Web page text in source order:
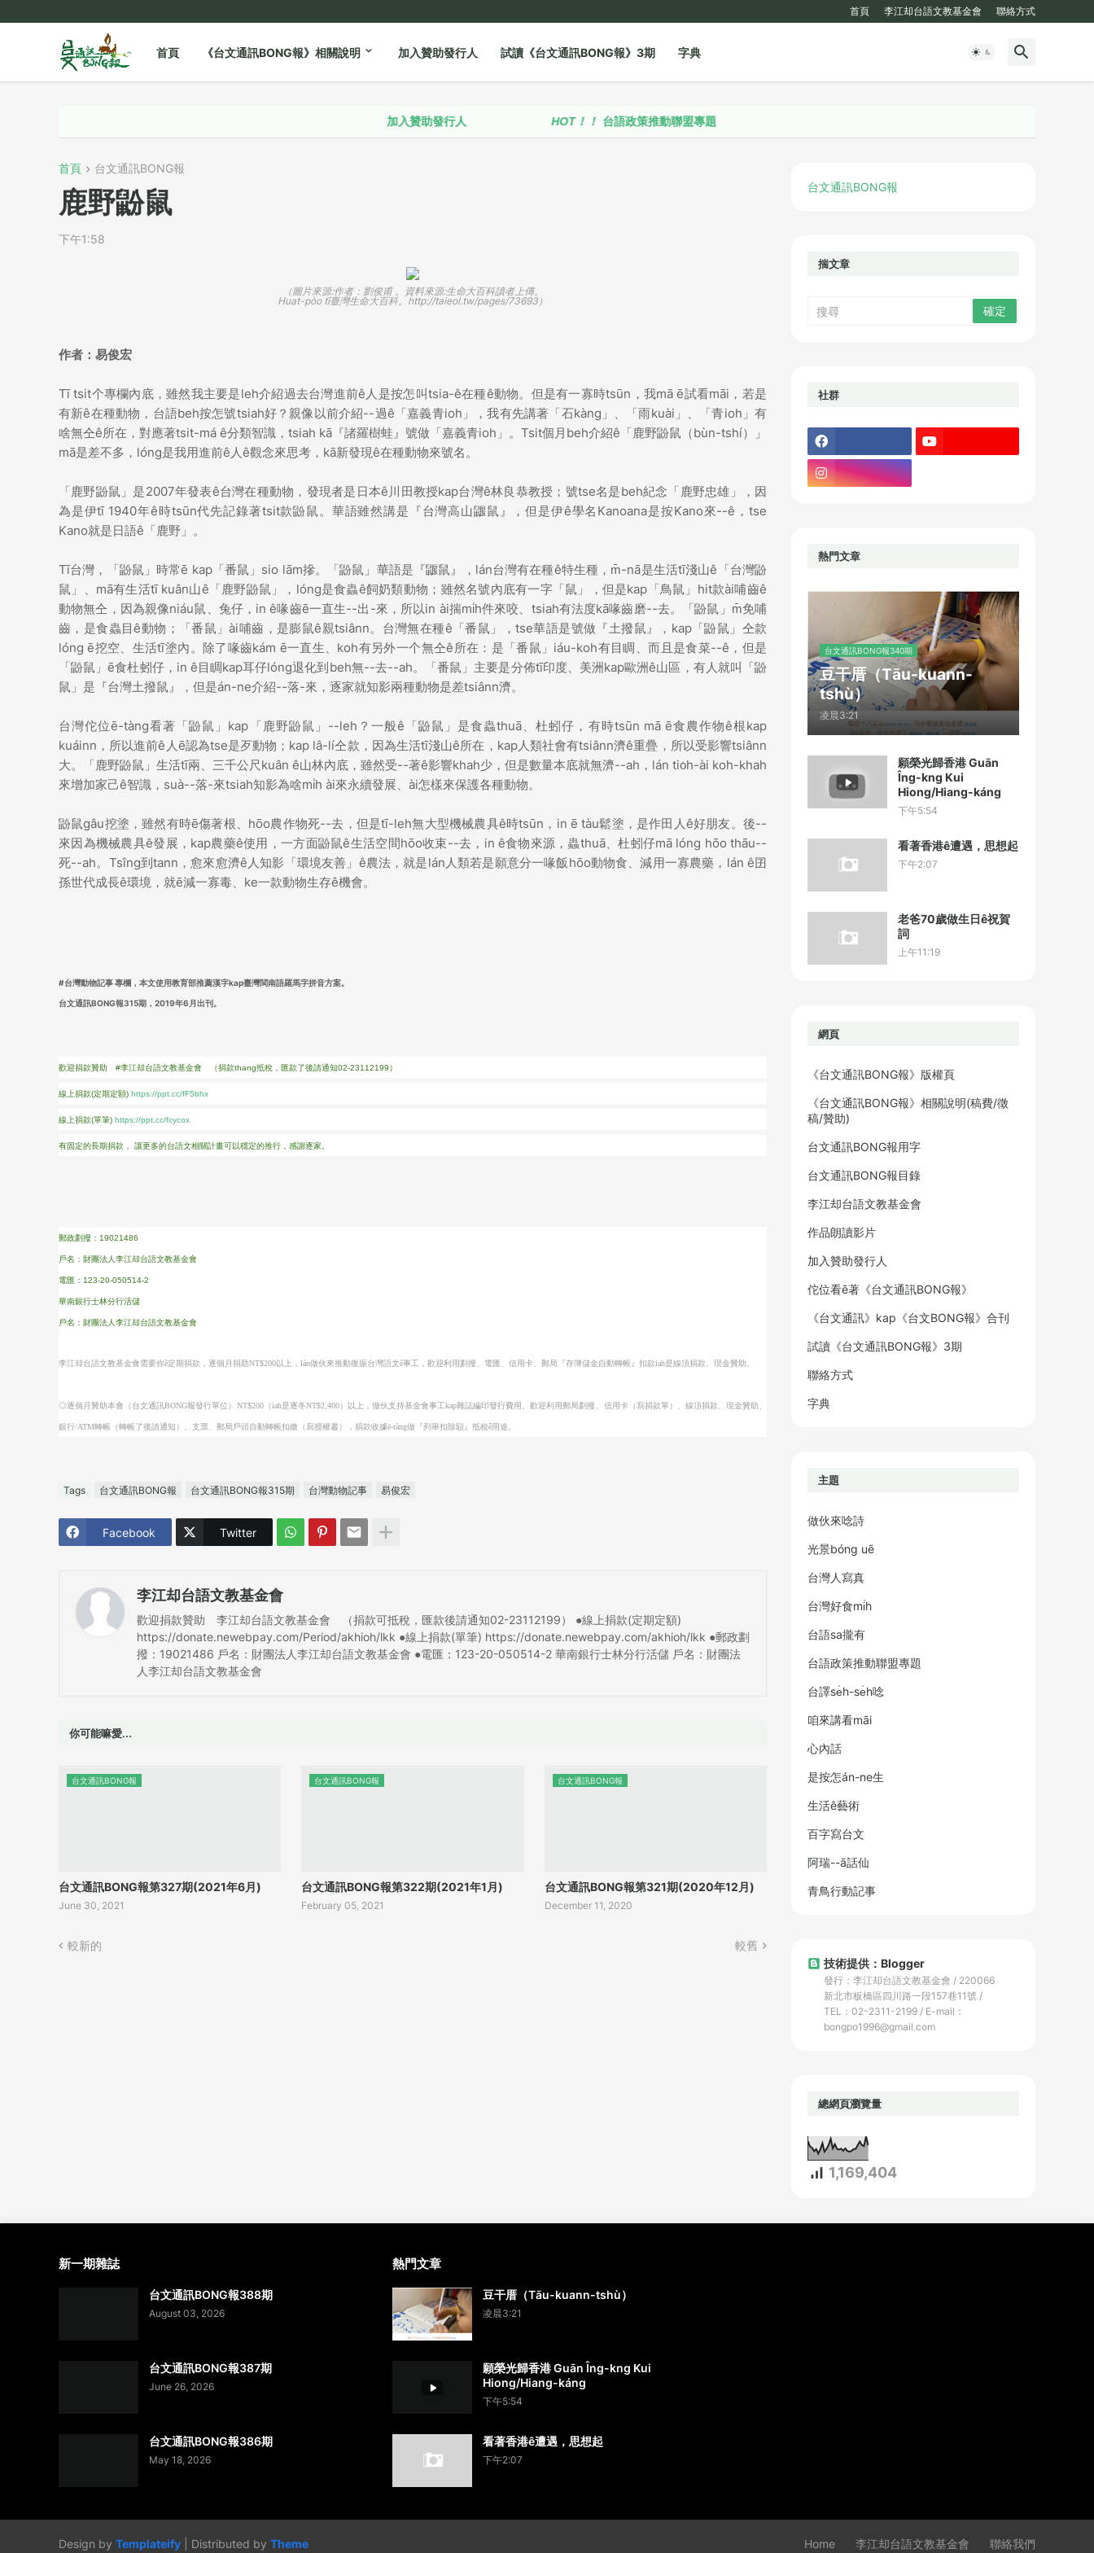
首頁 李江却台語文教基金會 聯絡方式
首頁 《台文通訊BONG報》相關說明 加入贊助發行人 試讀《台文通訊BONG報》3期 字典
加入贊助發行人 台語政策推動聯盟專題
首頁 台文通訊BONG報
鹿野鼢鼠
下午1:58
（圖片來源:作者：劉俊甫 。資料來源:生命大百科讀者上傳。
Huat-pòo tī臺灣生命大百科。http://taieol.tw/pages/73693）
作者：易俊宏
Tī tsit个專欄內底，雖然我主要是leh介紹過去台灣進前ê人是按怎叫tsia-ê在種ê動物。但是有一寡時tsūn，我mā ē試看māi，若是
有新ê在種動物，台語beh按怎號tsiah好？親像以前介紹--過ê「嘉義青ioh」，我有先講著「石kàng」、「雨kuài」、「青ioh」有
啥無仝ê所在，對應著tsit-má ê分類智識，tsiah kā『諸羅樹蛙』號做「嘉義青ioh」。Tsit個月beh介紹ê「鹿野鼢鼠（bùn-tshí）」
mā是差不多，lóng是我用進前ê人ê觀念來思考，kā新發現ê在種動物來號名。
「鹿野鼢鼠」是2007年發表ê台灣在種動物，發現者是日本ê川田教授kap台灣ê林良恭教授；號tse名是beh紀念「鹿野忠雄」，因
為是伊tī 1940年ê時tsūn代先記錄著tsit款鼢鼠。華語雖然講是『台灣高山鼴鼠』，但是伊ê學名Kanoana是按Kano來--ê，tse
Kano就是日語ê「鹿野」。
Tī台灣，「鼢鼠」時常ē kap「番鼠」sio lām摻。「鼢鼠」華語是『鼴鼠』，lán台灣有在種ê特生種，m̄-nā是生活tī淺山ê「台灣鼢
鼠」、mā有生活tī kuân山ê「鹿野鼢鼠」，lóng是食蟲ê飼奶類動物；雖然名號內底有一字「鼠」，但是kap「鳥鼠」hit款ài哺齒ê
動物無仝，因為親像niáu鼠、兔仔，in ê喙齒ē一直生--出-來，所以in ài揣mi̍h件來咬、tsiah有法度kā喙齒磨--去。「鼢鼠」m̄免哺
齒，是食蟲目ê動物；「番鼠」ài哺齒，是膨鼠ê親tsiânn。台灣無在種ê「番鼠」，tse華語是號做『土撥鼠』，kap「鼢鼠」仝款
lóng ē挖空、生活tī塗內。除了喙齒kám ē一直生、koh有另外一个無仝ê所在：是「番鼠」iáu-koh有目睭、而且是食菜--ê，但是
「鼢鼠」ē食杜蚓仔，in ê目睭kap耳仔lóng退化到beh無--去--ah。「番鼠」主要是分佈tī印度、美洲kap歐洲ê山區，有人就叫「鼢
鼠」是『台灣土撥鼠』，但是án-ne介紹--落-來，逐家就知影兩種動物是差tsiânn濟。
台灣佗位ē-tàng看著「鼢鼠」kap「鹿野鼢鼠」--leh？一般ê「鼢鼠」是食蟲thuā、杜蚓仔，有時tsūn mā ē食農作物ê根kap
kuáinn，所以進前ê人ē認為tse是歹動物；kap lâ-lí仝款，因為生活tī淺山ê所在，kap人類社會有tsiânn濟ê重疊，所以受影響tsiânn
大。「鹿野鼢鼠」生活tī兩、三千公尺kuân ê山林內底，雖然受--著ê影響khah少，但是數量本底就無濟--ah，lán tio̍h-ài koh-khah
來增加家己ê智識，suà--落-來tsiah知影為啥mi̍h ài來永續發展、ài怎樣來保護各種動物。
鼢鼠gâu挖塗，雖然有時ē傷著根、hōo農作物死--去，但是tī-leh無大型機械農具ê時tsūn，in ē tàu鬆塗，是作田人ê好朋友。後--
來因為機械農具ê發展，kap農藥ê使用，一方面鼢鼠ê生活空間hōo收束--去，in ê食物來源，蟲thuā、杜蚓仔mā lóng hōo thāu--
死--ah。Tsîng到tann，愈來愈濟ê人知影「環境友善」ê農法，就是lán人類若是願意分一喙飯hōo動物食、減用一寡農藥，lán ê囝
孫世代成長ê環境，就ē減一寡毒、ke一款動物生存ê機會。
#台灣動物記事 專欄，本文使用教育部推薦漢字kap臺灣閩南語羅馬字拼音方案。
台文通訊BONG報315期，2019年6月出刊。
歡迎捐款贊助 #李江却台語文教基金會 （捐款thang抵稅，匯款了後請通知02-23112199）
線上捐款(定期定額) https://ppt.cc/fF5bhx
線上捐款(單筆) https://ppt.cc/fcycox
有固定的長期捐款， 讓更多的台語文相關計畫可以穩定的推行，感謝逐家。
郵政劃撥：19021486
戶名：財團法人李江却台語文教基金會
電匯：123-20-050514-2
華南銀行士林分行活儲
戶名：財團法人李江却台語文教基金會
李江却台語文教基金會需要你ê定期捐款，逐個月捐助NT$200以上，lán做伙來推動復振台灣語文ê事工，歡迎利用劃撥、電匯、信用卡、郵局『存簿儲金自動轉帳』扣款iah是線頂捐款、現金贊助。
◎逐個月贊助本會（台文通訊BONG報發行單位）NT$200（iah是逐冬NT$2,400）以上， 做伙支持基金會事工kap雜誌編印發行費用。歡迎利用郵局劃撥、信用卡（寫捐款單）、線頂捐款、現金贊助、
銀行/ATM轉帳（轉帳了後請通知）、支票、郵局戶頭自動轉帳扣繳（寫授權書），捐款收據ē-tàng做『列舉扣除額』抵稅ê用途。
Tags 台文通訊BONG報 台文通訊BONG報315期 台灣動物記事 易俊宏
Facebook Twitter
李江却台語文教基金會
歡迎捐款贊助 李江却台語文教基金會 （捐款可抵稅，匯款後請通知02-23112199） ●線上捐款(定期定額)
https://donate.newebpay.com/Period/akhioh/lkk ●線上捐款(單筆) https://donate.newebpay.com/akhioh/lkk ●郵政劃
撥：19021486 戶名：財團法人李江却台語文教基金會 ●電匯：123-20-050514-2 華南銀行士林分行活儲 戶名：財團法
人李江却台語文教基金會
你可能嘛愛...
台文通訊BONG報
台文通訊BONG報第327期(2021年6月)
June 30, 2021
台文通訊BONG報
台文通訊BONG報第322期(2021年1月)
February 05, 2021
台文通訊BONG報
台文通訊BONG報第321期(2020年12月)
December 11, 2020
較新的 較舊
台文通訊BONG報
揣文章
社群
熱門文章
台文通訊BONG報340期
豆干厝（Tāu-kuann-
tshù）
凌晨3:21
願榮光歸香港 Guān
Îng-kng Kui
Hiong/Hiang-káng
下午5:54
看著香港ê遭遇，思想起
下午2:07
老爸70歲做生日ê祝賀
詞
上午11:19
網頁
《台文通訊BONG報》版權頁
《台文通訊BONG報》相關說明(稿費/徵
稿/贊助)
台文通訊BONG報用字
台文通訊BONG報目錄
李江却台語文教基金會
作品朗讀影片
加入贊助發行人
佗位看ē著《台文通訊BONG報》
《台文通訊》kap《台文BONG報》合刊
試讀《台文通訊BONG報》3期
聯絡方式
字典
主題
做伙來唸詩
光景bóng uē
台灣人寫真
台灣好食mi̍h
台語sa攏有
台語政策推動聯盟專題
台譯se̍h-se̍h唸
咱來講看māi
心內話
是按怎án-ne生
生活ê藝術
百字寫台文
阿瑞--ā話仙
青鳥行動記事
技術提供：Blogger
發行：李江却台語文教基金會 / 220066
新北市板橋區四川路一段157巷11號 /
TEL：02-2311-2199 / E-mail：
bongpo1996@gmail.com
總網頁瀏覽量
1,169,404
新一期雜誌
台文通訊BONG報388期
August 03, 2026
台文通訊BONG報387期
June 26, 2026
台文通訊BONG報386期
May 18, 2026
熱門文章
豆干厝（Tāu-kuann-tshù）
凌晨3:21
願榮光歸香港 Guān Îng-kng Kui
Hiong/Hiang-káng
下午5:54
看著香港ê遭遇，思想起
下午2:07
Design by Templateify | Distributed by Theme Home 李江却台語文教基金會 聯絡我們